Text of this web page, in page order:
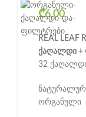
₾6.00
REAL LEAF
ქაღალდი +
32
ორგანული